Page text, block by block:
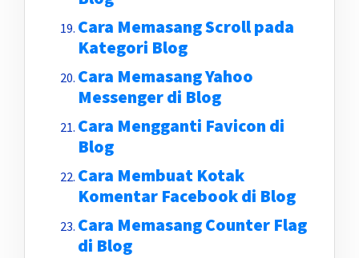
Cara Memasang Scroll pada
Kategori Blog
Cara Memasang Yahoo
Messenger di Blog
Cara Mengganti Favicon di
Blog
Cara Membuat Kotak
Komentar Facebook di Blog
Cara Memasang Counter Flag
di Blog